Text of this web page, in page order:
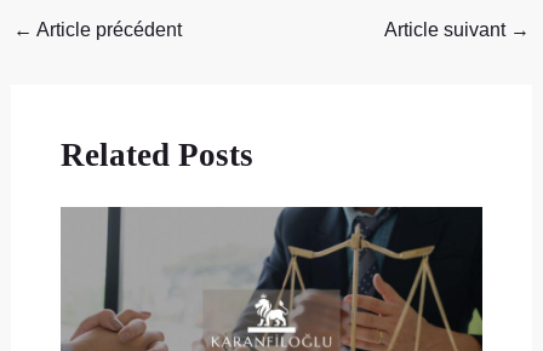
← Article précédent Article suivant →
Related Posts